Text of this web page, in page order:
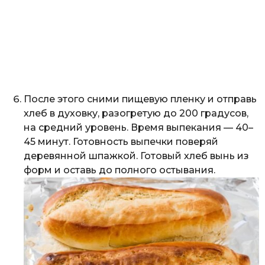
После этого сними пищевую пленку и отправь
хлеб в духовку, разогретую до 200 градусов,
на средний уровень. Время выпекания — 40–
45 минут. Готовность выпечки поверяй
деревянной шпажкой. Готовый хлеб вынь из
форм и оставь до полного остывания.